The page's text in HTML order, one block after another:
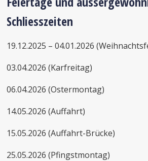
Schliesszeiten
19.12.2025 – 04.01.2026
03.04.2026 (Karfreitag)
06.04.2026 (Ostermontag)
14.05.2026 (Auffahrt)
15.05.2026 (Auffahrt-Brücke)
25.05.2026 (Pfingstmontag)